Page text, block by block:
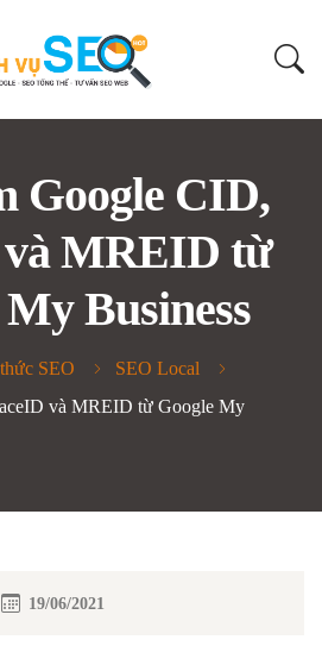
Google CID,
MREID từ
Business
SEO
SEO Local
và MREID từ Google My
19/06/2021